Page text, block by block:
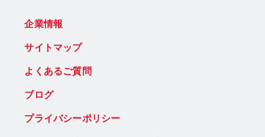
企業情報
サイトマップ
よくあるご質問
ブログ
プライバシーポリシー